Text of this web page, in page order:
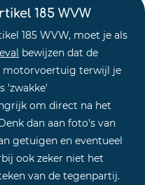
185 WVW
185 WVW, moet je als
bewijzen dat de
motorvoertuig terwijl je
'zwakke'
om direct na het
dan aan foto's van
getuigen en eventueel
ook zeker niet het
van de tegenpartij.